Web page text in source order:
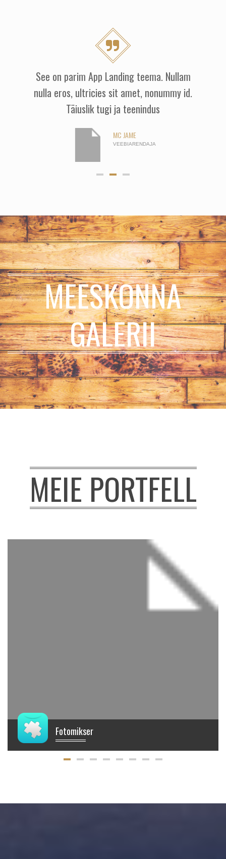
See on parim App Landing teema. Nullam
nulla eros, ultricies sit amet, nonummy id.
Täiuslik tugi ja teenindus
MC JAME
VEEBIARENDAJA
MEESKONNA
GALERII
MEIE PORTFELL
Fotomikser